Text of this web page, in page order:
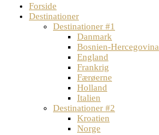
Forside
Destinationer
Destinationer #1
Danmark
Bosnien-Hercegovina
England
Frankrig
Færøerne
Holland
Italien
Destinationer #2
Kroatien
Norge